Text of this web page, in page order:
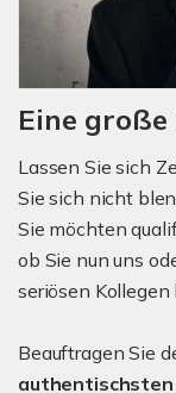
Eine
Lassen Sie sich
Sie sich nicht
Sie möchten
ob Sie nun uns
seriösen Kollegen
Beauftragen Sie
authentischsten